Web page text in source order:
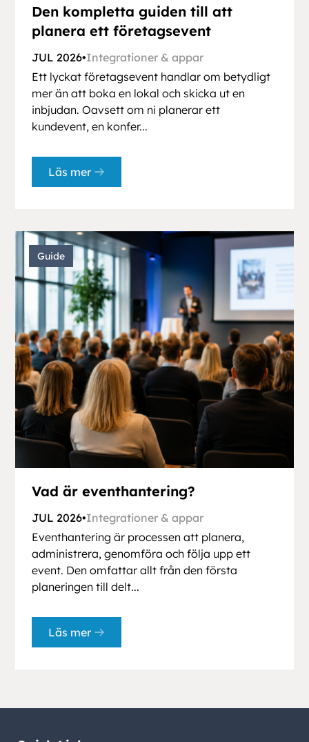
Den kompletta guiden till att
planera ett företagsevent
JUL 2026•Integrationer & appar
Ett lyckat företagsevent handlar om betydligt
mer än att boka en lokal och skicka ut en
inbjudan. Oavsett om ni planerar ett
kundevent, en konfer...
Läs mer
Guide
Vad är eventhantering?
JUL 2026•Integrationer & appar
Eventhantering är processen att planera,
administrera, genomföra och följa upp ett
event. Den omfattar allt från den första
planeringen till delt...
Läs mer